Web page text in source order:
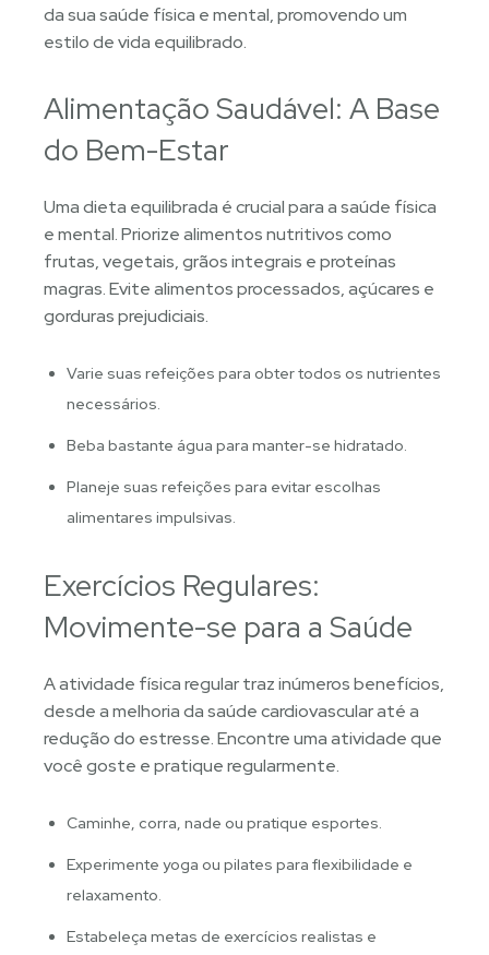
da sua saúde física e mental, promovendo um
estilo de vida equilibrado.
Alimentação Saudável: A Base
do Bem-Estar
Uma dieta equilibrada é crucial para a saúde física
e mental. Priorize alimentos nutritivos como
frutas, vegetais, grãos integrais e proteínas
magras. Evite alimentos processados, açúcares e
gorduras prejudiciais.
Varie suas refeições para obter todos os nutrientes
necessários.
Beba bastante água para manter-se hidratado.
Planeje suas refeições para evitar escolhas
alimentares impulsivas.
Exercícios Regulares:
Movimente-se para a Saúde
A atividade física regular traz inúmeros benefícios,
desde a melhoria da saúde cardiovascular até a
redução do estresse. Encontre uma atividade que
você goste e pratique regularmente.
Caminhe, corra, nade ou pratique esportes.
Experimente yoga ou pilates para flexibilidade e
relaxamento.
Estabeleça metas de exercícios realistas e